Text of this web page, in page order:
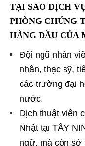
TẠI SAO DỊCH
PHÒNG CHÚNG
HÀNG ĐẦU CỦA
Đội ngũ nhân
nhân, thạc sỹ,
các trường đại
nước.
Dịch thuật viên
Nhật tại TÂY
ngữ, mà còn